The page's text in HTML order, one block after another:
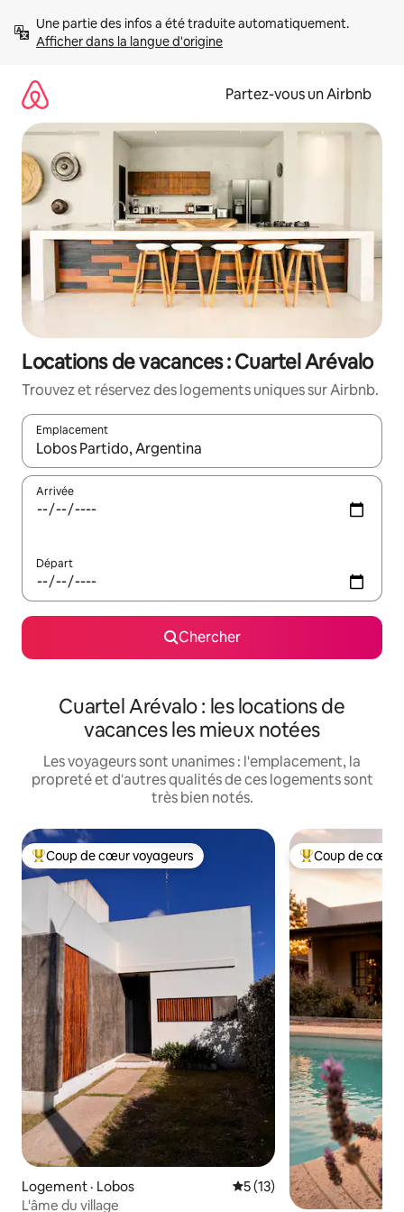
directement
Afficher dans la langue d'origine
Partez-vous un Airbnb
Locations de vacances : Cuartel Arévalo
Trouvez et réservez des logements uniques sur Airbnb.
Emplacement
Quand les résultats sont affichés, parcourez-les en utilisant
Arrivée
Départ
Chercher
Cuartel Arévalo : les locations de
vacances les mieux notées
Les voyageurs sont unanimes : l'emplacement, la
propreté et d'autres qualités de ces logements sont
très bien notés.
Coup de cœur voyageurs parmi les plus aimés
Coup de cœur voyageurs
Logement · Lobos Note moyenne de 5 sur 5,
5 (13)
L'âme du village
Coup de cœur
Coup de cœur